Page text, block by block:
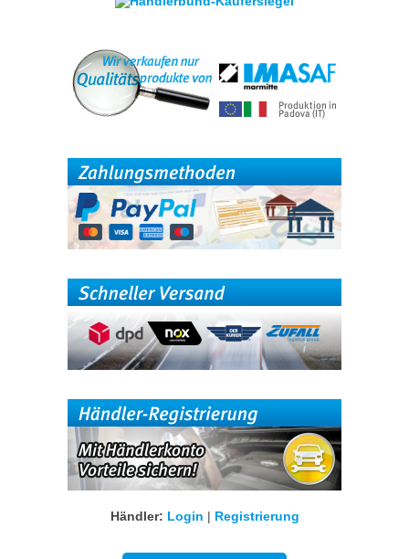
Händler: Login | Registrierung